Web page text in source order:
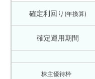
確定利回り (年換算)
確定運用期間
株主優待枠